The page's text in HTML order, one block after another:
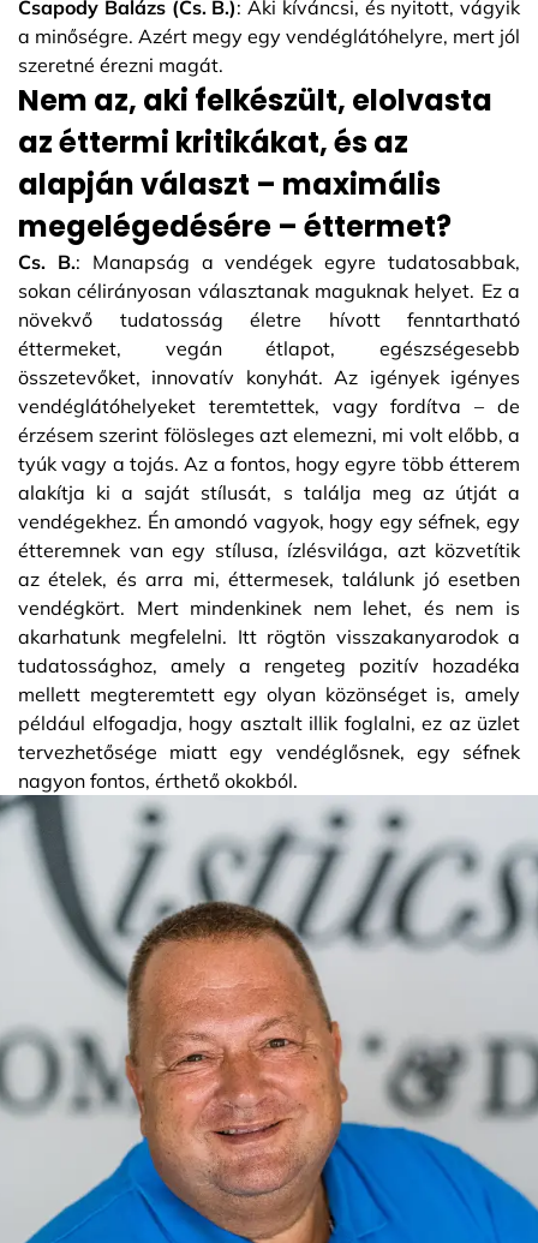
Csapody Balázs (Cs. B.): Aki kíváncsi, és nyitott, vágyik
a minőségre. Azért megy egy vendéglátóhelyre, mert jól
szeretné érezni magát.
Nem az, aki felkészült, elolvasta
az éttermi kritikákat, és az
alapján választ – maximális
megelégedésére – éttermet?
Cs. B.: Manapság a vendégek egyre tudatosabbak,
sokan célirányosan választanak maguknak helyet. Ez a
növekvő tudatosság életre hívott fenntartható
éttermeket, vegán étlapot, egészségesebb
összetevőket, innovatív konyhát. Az igények igényes
vendéglátóhelyeket teremtettek, vagy fordítva – de
érzésem szerint fölösleges azt elemezni, mi volt előbb, a
tyúk vagy a tojás. Az a fontos, hogy egyre több étterem
alakítja ki a saját stílusát, s találja meg az útját a
vendégekhez. Én amondó vagyok, hogy egy séfnek, egy
étteremnek van egy stílusa, ízlésvilága, azt közvetítik
az ételek, és arra mi, éttermesek, találunk jó esetben
vendégkört. Mert mindenkinek nem lehet, és nem is
akarhatunk megfelelni. Itt rögtön visszakanyarodok a
tudatossághoz, amely a rengeteg pozitív hozadéka
mellett megteremtett egy olyan közönséget is, amely
például elfogadja, hogy asztalt illik foglalni, ez az üzlet
tervezhetősége miatt egy vendéglősnek, egy séfnek
nagyon fontos, érthető okokból.